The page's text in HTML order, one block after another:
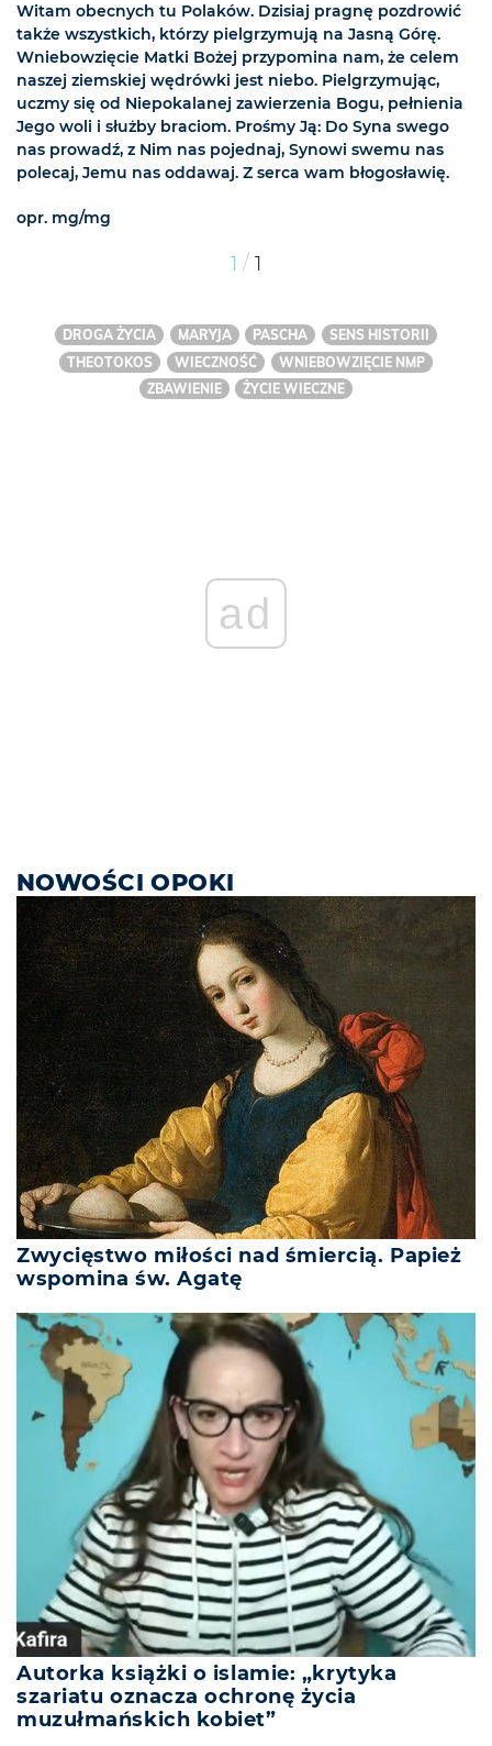
Witam obecnych tu Polaków. Dzisiaj pragnę pozdrowić
także wszystkich, którzy pielgrzymują na Jasną Górę.
Wniebowzięcie Matki Bożej przypomina nam, że celem
naszej ziemskiej wędrówki jest niebo. Pielgrzymując,
uczmy się od Niepokalanej zawierzenia Bogu, pełnienia
Jego woli i służby braciom. Prośmy Ją: Do Syna swego
nas prowadź, z Nim nas pojednaj, Synowi swemu nas
polecaj, Jemu nas oddawaj. Z serca wam błogosławię.
opr. mg/mg
1 / 1
DROGA ŻYCIA MARYJA PASCHA
SENS HISTORII
THEOTOKOS
WIECZNOŚĆ
WNIEBOWZIĘCIE NMP
ZBAWIENIE
ŻYCIE WIECZNE
ad
NOWOŚCI OPOKI
Zwycięstwo miłości nad śmiercią. Papież
wspomina św. Agatę
Autorka książki o islamie: „krytyka
szariatu oznacza ochronę życia
muzułmańskich kobiet”